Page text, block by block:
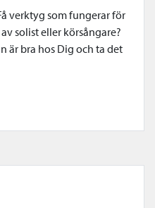
verktyg som fungerar för
solist eller körsångare?
är bra hos Dig och ta det